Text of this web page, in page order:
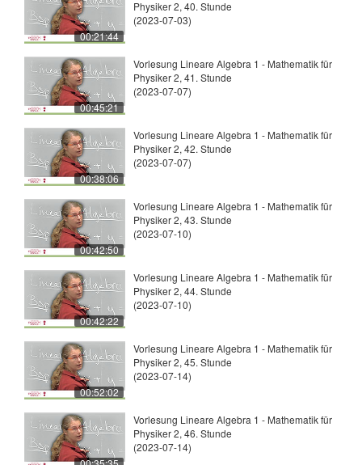
00:21:44
Physiker 2, 40. Stunde
(2023-07-03)
00:45:21
Vorlesung Lineare Algebra 1 - Mathematik für
Physiker 2, 41. Stunde
(2023-07-07)
00:38:06
Vorlesung Lineare Algebra 1 - Mathematik für
Physiker 2, 42. Stunde
(2023-07-07)
00:42:50
Vorlesung Lineare Algebra 1 - Mathematik für
Physiker 2, 43. Stunde
(2023-07-10)
00:42:22
Vorlesung Lineare Algebra 1 - Mathematik für
Physiker 2, 44. Stunde
(2023-07-10)
00:52:02
Vorlesung Lineare Algebra 1 - Mathematik für
Physiker 2, 45. Stunde
(2023-07-14)
Vorlesung Lineare Algebra 1 - Mathematik für
Physiker 2, 46. Stunde
(2023-07-14)